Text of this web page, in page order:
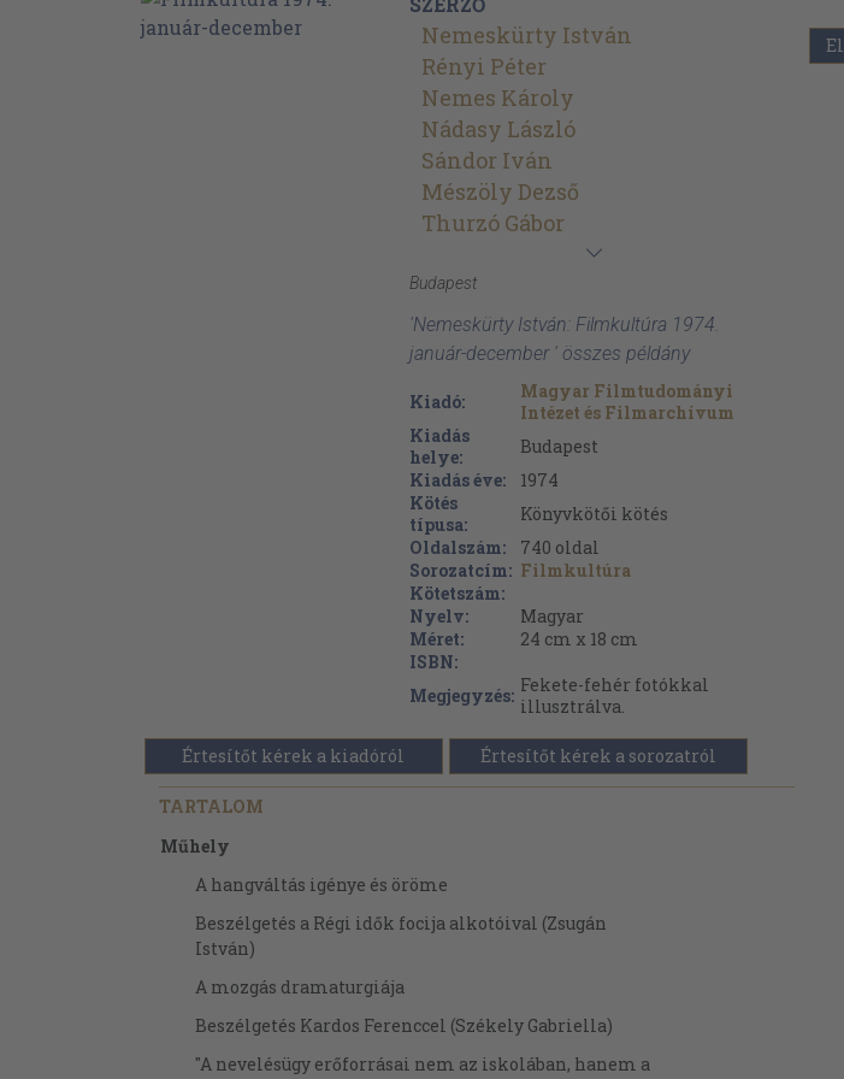
Nemeskürty István
Rényi Péter
Nemes Károly
Nádasy László
Sándor Iván
Mészöly Dezső
Thurzó Gábor
Budapest
'Nemeskürty István: Filmkultúra 1974.
január-december ' összes példány
Kiadó:
Magyar Filmtudományi
Intézet és Filmarchívum
Kiadás
helye:
Budapest
Kiadás éve:
1974
Kötés
típusa:
Könyvkötői kötés
Oldalszám:
740 oldal
Sorozatcím: Filmkultúra
Kötetszám:
Nyelv:
Magyar
Méret:
24 cm x 18 cm
ISBN:
Megjegyzés: Fekete-fehér fotókkal
illusztrálva.
Értesítőt kérek a kiadóról Értesítőt kérek a sorozatról
TARTALOM
Műhely
A hangváltás igénye és öröme
Beszélgetés a Régi idők focija alkotóival (Zsugán
István)
A mozgás dramaturgiája
Beszélgetés Kardos Ferenccel (Székely Gabriella)
"A nevelésügy erőforrásai nem az iskolában, hanem a